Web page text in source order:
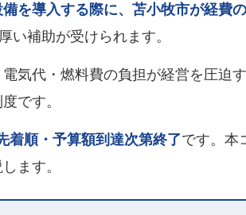
を導入する際に、苫小牧市が経費
補助が受けられます。
気代・燃料費の負担が経営を圧迫
です。
着順・予算額到達次第終了です。本
ます。